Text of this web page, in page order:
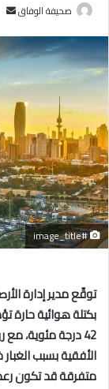
صحيفة الوفاق
#image_title
توقّع مدير إدارة
42 درجة مئوية،
الأفقية بسبب
متفرقة قد تكون